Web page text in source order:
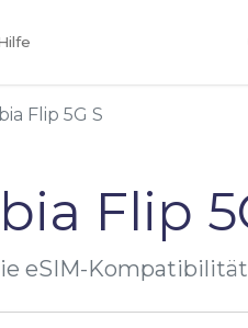
Flip 5G S
Flip
eSIM-